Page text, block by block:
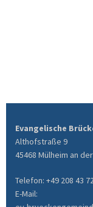
Evangelische
Althofstraße 9
45468 Mülheim an
Telefon: +49 208 43
E-Mail: